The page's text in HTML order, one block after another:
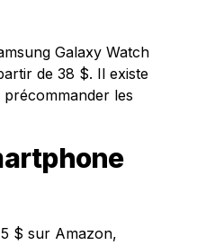
Galaxy Watch
de 38 $. Il existe
les
$ sur Amazon,